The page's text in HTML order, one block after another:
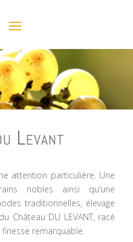
Levant
attention particulière. Une
nobles ainsi qu’une
traditionnelles, élevage
Château DU LEVANT, racé
remarquable.